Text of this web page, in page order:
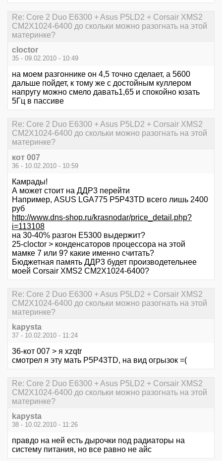
Re: Core 2 Duo E6300 + Asus P5LD2 + Corsair XMS2
CM2X1024-6400 до скольки можно разогнать на этой
материнке?
cloctor
35 - 09.02.2010 - 10:49
на моем разгоннике он 4,5 точно сделает, а 5600
дальше пойдет, к тому же с достойным куллером
напругу можно смело давать1,65 и спокойно юзать
5Гц в пассиве
Re: Core 2 Duo E6300 + Asus P5LD2 + Corsair XMS2
CM2X1024-6400 до скольки можно разогнать на этой
материнке?
кот 007
36 - 10.02.2010 - 10:59
Камрады!
А может стоит на ДДР3 перейти
Например, ASUS LGA775 P5P43TD всего лишь 2400
руб
http://www.dns-shop.ru/krasnodar/price_detail.php?
i=113108
на 30-40% разгон Е5300 выдержит?
25-cloctor > конденсаторов процессора на этой
мамке 7 или 9? какие именно считать?
Бюджетная память ДДР3 будет производетельнее
моей Corsair XMS2 CM2X1024-6400?
Re: Core 2 Duo E6300 + Asus P5LD2 + Corsair XMS2
CM2X1024-6400 до скольки можно разогнать на этой
материнке?
kapysta
37 - 10.02.2010 - 11:24
36-кот 007 > я xzqtr
смотрел я эту мать P5P43TD, на вид огрызок =(
Re: Core 2 Duo E6300 + Asus P5LD2 + Corsair XMS2
CM2X1024-6400 до скольки можно разогнать на этой
материнке?
kapysta
38 - 10.02.2010 - 11:26
правдо на ней есть дырочки под радиаторы на
систему питания, но все равно не айс